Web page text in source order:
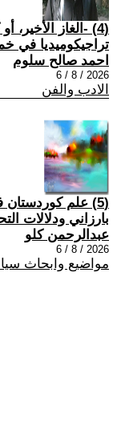
(4) -الغاز الأخير،
تراجيكوميديا في
احمد صالح سلوم
2026 / 8 / 6
الادب والفن
(5) علم
بارزاني ودلالات
عبدالرحمن كلو
2026 / 8 / 6
مواضيع وابحاث